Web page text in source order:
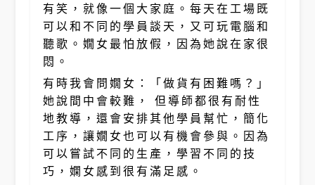
有笑，就像一個大家庭。每天在工場既
可以和不同的學員談天，又可玩電腦和
聽歌。嫺女最怕放假，因為她說在家很
悶。
有時我會問嫺女：「做貨有困難嗎？」
她說間中會較難， 但導師都很有耐性
地教導，還會安排其他學員幫忙，簡化
工序，讓嫺女也可以有機會參與。因為
可以嘗試不同的生產，學習不同的技
巧，嫻女感到很有滿足感。